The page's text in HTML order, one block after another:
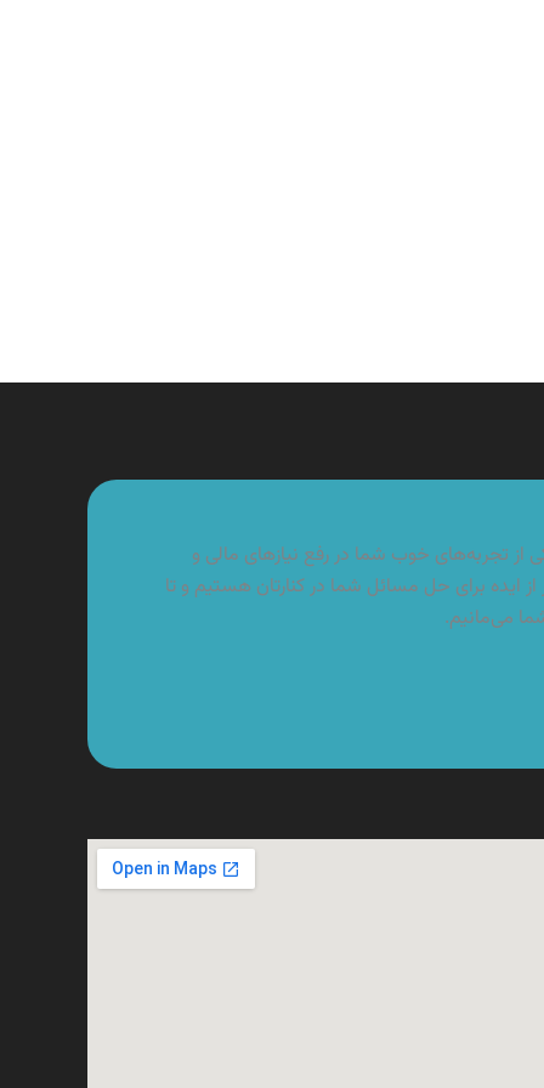
تجربه‌های خوب شما در رفع نیازهای مالی و
ایده برای حل مسائل شما در کنارتان هستیم و تا
می‌مانیم.